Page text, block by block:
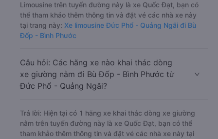
Limousine trên tuyến đường này là xe Quốc Đạt, bạn có
thể tham khảo thêm thông tin và đặt vé các nhà xe này
tại trang này: Xe limousine Đức Phổ - Quảng Ngãi đi Bù
Đốp - Bình Phước
Câu hỏi: Các hãng xe nào khai thác dòng
xe giường nằm đi Bù Đốp - Bình Phước từ
Đức Phổ - Quảng Ngãi?
Trả lời: Hiện tại có 1 hãng xe khai thác dòng xe giường
nằm trên tuyến đường này là xe Quốc Đạt, bạn có thể
tham khảo thêm thông tin và đặt vé các nhà xe này tại